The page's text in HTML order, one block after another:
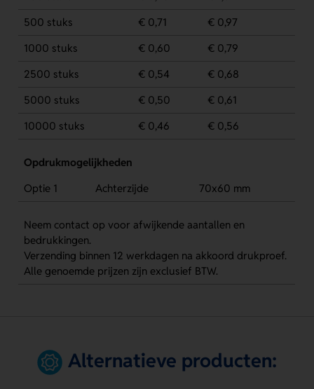
500 stuks
€ 0,71
€ 0,97
1000 stuks
€ 0,60
€ 0,79
2500 stuks
€ 0,54
€ 0,68
5000 stuks
€ 0,50
€ 0,61
10000 stuks
€ 0,46 € 0,56
Opdrukmogelijkheden
Optie 1
Achterzijde 70x60 mm
Neem contact op voor afwijkende aantallen en
bedrukkingen.
Verzending binnen 12 werkdagen na akkoord drukproef.
Alle genoemde prijzen zijn exclusief BTW.
Alternatieve producten: